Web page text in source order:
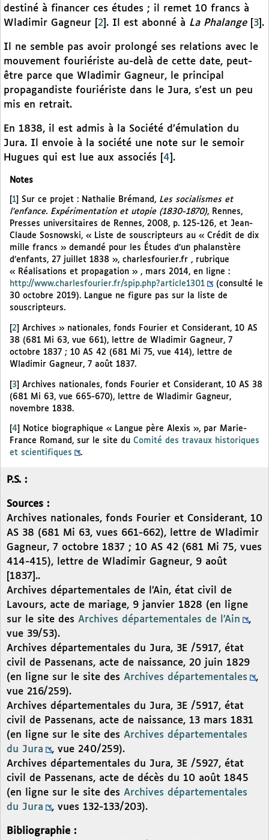
destiné à financer ces études ; il remet 10 francs à
Wladimir Gagneur
2 . Il est abonné à La Phalange[ 3 .
Il ne semble pas avoir prolongé ses relations avec le
mouvement fouriériste au-delà de cette date, peut-
être parce que Wladimir Gagneur, le principal
propagandiste fouriériste dans le Jura, s’est un peu
mis en retrait.
En 1838, il est admis à la Société d’émulation du
Jura. Il envoie à la société une note sur le semoir
Hugues qui est lue aux associés
4 .
Notes
1 Sur ce projet : Nathalie Brémand, Les socialismes et
l’enfance. Expérimentation et utopie (1830-1870), Rennes,
Presses universitaires de Rennes, 2008, p. 125-126, et Jean-
Claude Sosnowski, « Liste de souscripteurs au « Crédit de dix
mille francs » demandé pour les Études d’un phalanstère
d’enfants, 27 juillet 1838 », charlesfourier.fr , rubrique
« Réalisations et propagation » , mars 2014, en ligne :
http://www.charlesfourier.fr/spip.php?article1301
(consulté le
30 octobre 2019). Langue ne figure pas sur la liste de
souscripteurs.
2
Archives » nationales, fonds Fourier et Considerant, 10 AS
38 (681 Mi 63, vue 661), lettre de Wladimir Gagneur, 7
octobre 1837 ; 10 AS 42 (681 Mi 75, vue 414), lettre de
Wladimir Gagneur, 7 août 1837.
[3] Archives nationales, fonds Fourier et Considerant, 10 AS 38
(681 Mi 63, vue 665-670), lettre de Wladimir Gagneur,
novembre 1838.
4
Notice biographique « Langue père Alexis », par Marie-
France Romand, sur le site du Comité des travaux historiques
et scientifiques
.
P.S. :
Sources :
Archives nationales, fonds Fourier et Considerant, 10
AS 38 (681 Mi 63, vues 661-662), lettre de Wladimir
Gagneur, 7 octobre 1837 ; 10 AS 42 (681 Mi 75, vues
414-415), lettre de Wladimir Gagneur, 9 août
[1837]..
Archives départementales de l’Ain, état civil de
Lavours, acte de mariage, 9 janvier 1828 (en ligne
sur le site des Archives départementales de l’Ain
,
vue 39/53).
Archives départementales du Jura, 3E /5917, état
civil de Passenans, acte de naissance, 20 juin 1829
(en ligne sur le site des Archives départementales
,
vue 216/259).
Archives départementales du Jura, 3E /5917, état
civil de Passenans, acte de naissance, 13 mars 1831
(en ligne sur le site des Archives départementales
du Jura
, vue 240/259).
Archives départementales du Jura, 3E /5927, état
civil de Passenans, acte de décès du 10 août 1845
(en ligne sur le site des Archives départementales
du Jura
, vues 132-133/203).
Bibliographie :